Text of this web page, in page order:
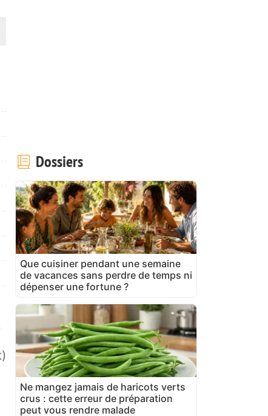
Dossiers
Que cuisiner pendant une semaine
de vacances sans perdre de temps ni
dépenser une fortune ?
Ne mangez jamais de haricots verts
crus : cette erreur de préparation
peut vous rendre malade